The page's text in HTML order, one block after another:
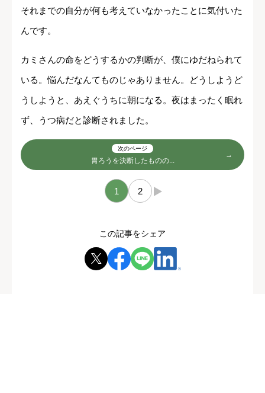
それまでの自分が何も考えていなかったことに気付いた
んです。
カミさんの命をどうするかの判断が、僕にゆだねられて
いる。悩んだなんてものじゃありません。どうしようど
うしようと、あえぐうちに朝になる。夜はまったく眠れ
ず、うつ病だと診断されました。
次のページ
胃ろうを決断したものの...
1 2 →
この記事をシェア